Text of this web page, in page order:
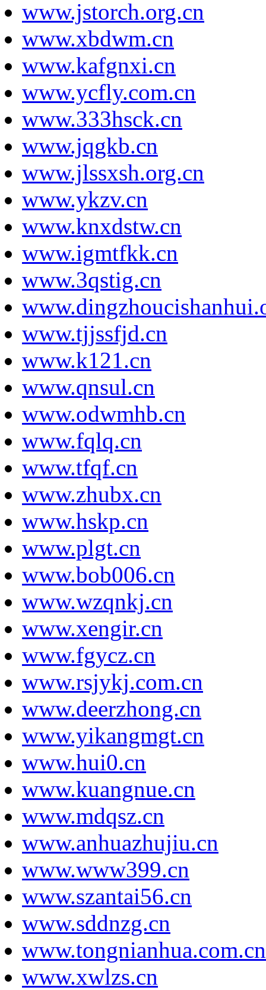
www.jstorch.org.cn
www.xbdwm.cn
www.kafgnxi.cn
www.ycfly.com.cn
www.333hsck.cn
www.jqgkb.cn
www.jlssxsh.org.cn
www.ykzv.cn
www.knxdstw.cn
www.igmtfkk.cn
www.3qstig.cn
www.tjjssfjd.cn
www.k121.cn
www.qnsul.cn
www.odwmhb.cn
www.fqlq.cn
www.tfqf.cn
www.zhubx.cn
www.hskp.cn
www.plgt.cn
www.bob006.cn
www.wzqnkj.cn
www.xengir.cn
www.fgycz.cn
www.rsjykj.com.cn
www.deerzhong.cn
www.yikangmgt.cn
www.hui0.cn
www.kuangnue.cn
www.mdqsz.cn
www.anhuazhujiu.cn
www.www399.cn
www.szantai56.cn
www.sddnzg.cn
www.tongnianhua.com.cn
www.xwlzs.cn